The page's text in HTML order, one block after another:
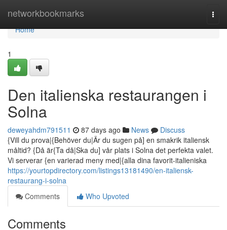
networkbookmarks
Home
Home
1
Den italienska restaurangen i
Solna
deweyahdm791511 87 days ago News
Discuss
{Vill du prova|{Behöver du|Är du sugen på] en smakrik italiensk
måltid? {Då är{Ta då|Ska du] vår plats i Solna det perfekta valet.
Vi serverar {en varierad meny med|{alla dina favorit-italieniska
https://yourtopdirectory.com/listings13181490/en-italiensk-
restaurang-i-solna
Comments
Who Upvoted
Comments